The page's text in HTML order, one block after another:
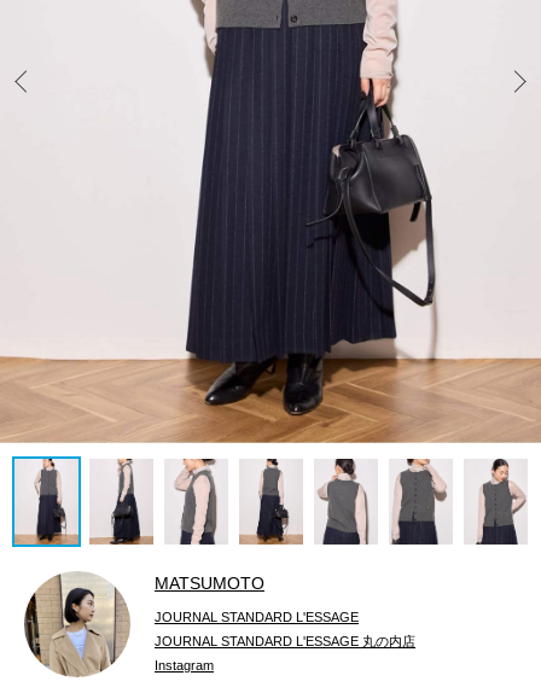
MATSUMOTO
JOURNAL STANDARD L'ESSAGE
JOURNAL STANDARD L'ESSAGE 丸の内店
Instagram